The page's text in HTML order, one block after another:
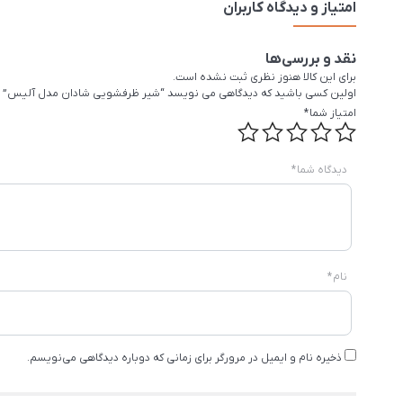
امتیاز و دیدگاه کاربران
نقد و بررسی‌ها
برای این کالا هنوز نظری ثبت نشده است.
اولین کسی باشید که دیدگاهی می نویسد “شیر ظرفشویی شادان مدل آلیس”
امتیاز شما*
دیدگاه شما*
نام*
ذخیره نام و ایمیل در مرورگر برای زمانی که دوباره دیدگاهی می‌نویسم.